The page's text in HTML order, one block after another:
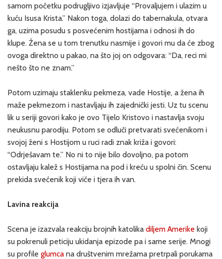
samom početku podrugljivo izjavljuje “Provaljujem i ulazim u
kuću Isusa Krista.” Nakon toga, dolazi do tabernakula, otvara
ga, uzima posudu s posvećenim hostijama i odnosi ih do
klupe. Žena se u tom trenutku nasmije i govori mu da će zbog
ovoga direktno u pakao, na što joj on odgovara: “Da, reci mi
nešto što ne znam.”
Potom uzimaju staklenku pekmeza, vade Hostije, a žena ih
maže pekmezom i nastavljaju ih zajednički jesti. Uz tu scenu
lik u seriji govori kako je ovo Tijelo Kristovo i nastavlja svoju
neukusnu parodiju. Potom se odluči pretvarati svećenikom i
svojoj ženi s Hostijom u ruci radi znak križa i govori:
“Odrješavam te.” No ni to nije bilo dovoljno, pa potom
ostavljaju kalež s Hostijama na pod i kreću u spolni čin. Scenu
prekida svećenik koji viče i tjera ih van.
Lavina reakcija
Scena je izazvala reakciju brojnih katolika diljem Amerike koji
su pokrenuli peticiju ukidanja epizode pa i same serije. Mnogi
su profile glumca na društvenim mrežama pretrpali porukama